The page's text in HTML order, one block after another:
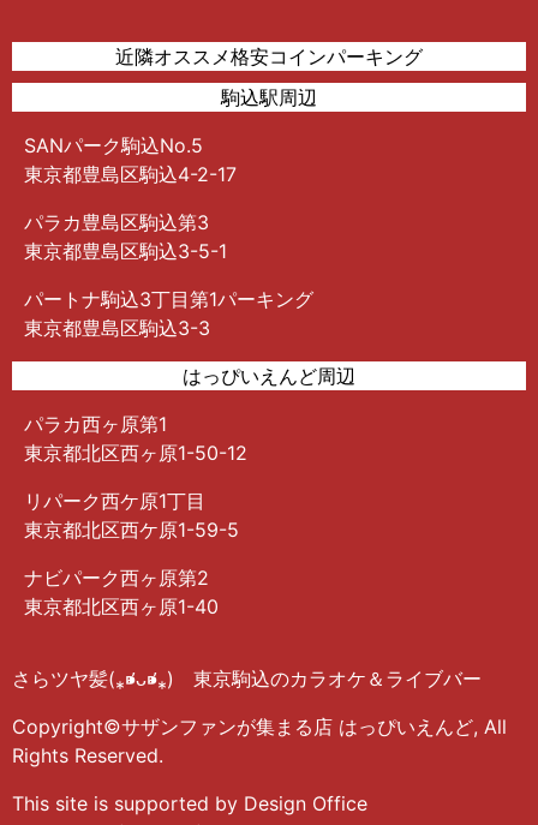
近隣オススメ格安コインパーキング
駒込駅周辺
SANパーク駒込No.5
東京都豊島区駒込4-2-17
パラカ豊島区駒込第3
東京都豊島区駒込3-5-1
パートナ駒込3丁目第1パーキング
東京都豊島区駒込3-3
はっぴいえんど周辺
パラカ西ヶ原第1
東京都北区西ヶ原1-50-12
リパーク西ケ原1丁目
東京都北区西ケ原1-59-5
ナビパーク西ヶ原第2
東京都北区西ヶ原1-40
さらツヤ髪(⁎⁍̴̛ᴗ⁍̴̛⁎) 東京駒込のカラオケ＆ライブバー
Copyright©サザンファンが集まる店 はっぴいえんど, All
Rights Reserved.
This site is supported by Design Office